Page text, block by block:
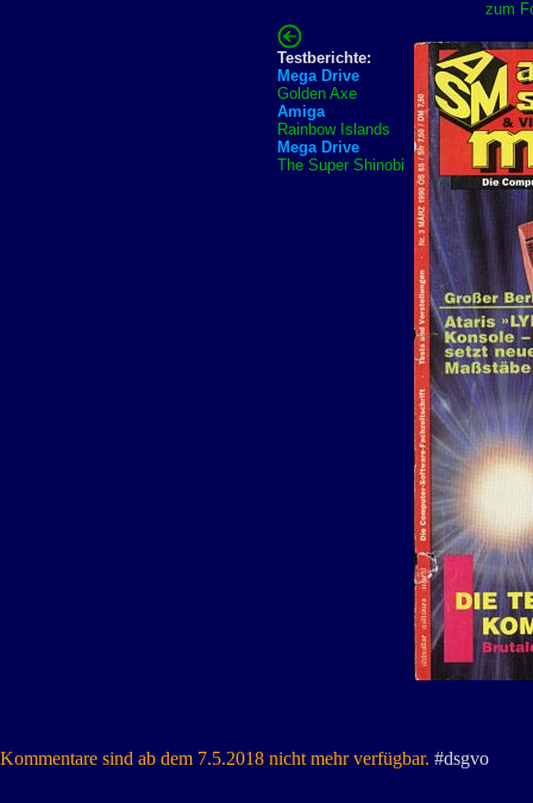
zum
Testberichte:
Mega Drive
Golden Axe
Amiga
Rainbow Islands
Mega Drive
The Super Shinobi
Kommentare sind ab dem 7.5.2018 nicht mehr verfügbar. #dsgvo